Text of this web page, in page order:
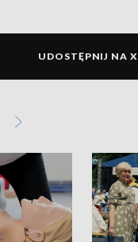
UDOSTĘPNIJ NA X